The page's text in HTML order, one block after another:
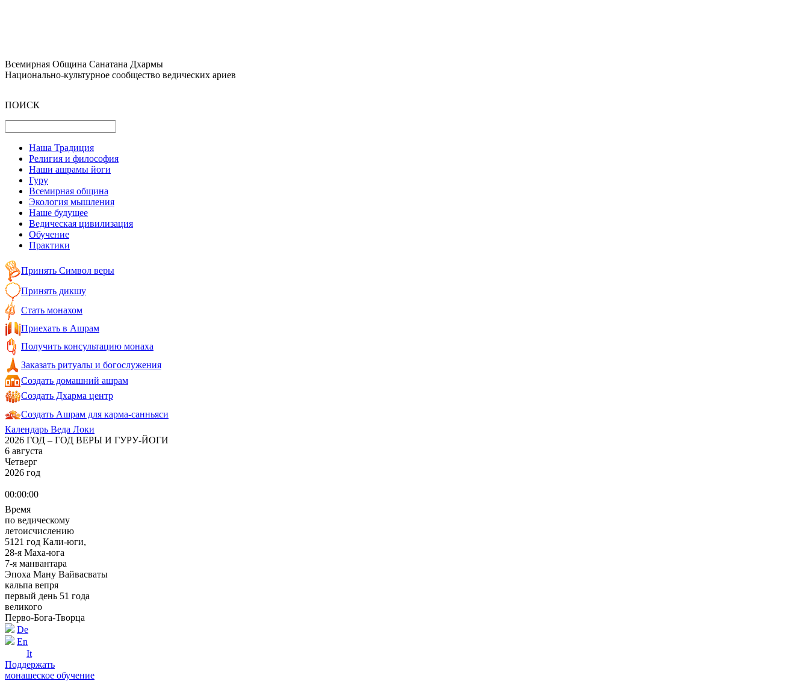
Всемирная Община Санатана Дхармы
Национально-культурное сообщество ведических ариев
ПОИСК
Наша Традиция
Религия и философия
Наши ашрамы йоги
Гуру
Всемирная община
Экология мышления
Наше будущее
Ведическая цивилизация
Обучение
Практики
Принять Символ веры
Принять дикшу
Стать монахом
Приехать в Ашрам
Получить консультацию монаха
Заказать ритуалы и богослужения
Создать домашний ашрам
Создать Дхарма центр
Создать Ашрам для карма-санньяси
Календарь Веда Локи
2026 ГОД – ГОД ВЕРЫ И ГУРУ-ЙОГИ
6 августа
Четверг
2026 год
00:00:00
Время
по ведическому
летоисчислению
5121 год Кали-юги,
28-я Маха-юга
7-я манвантара
Эпоха Ману Вайвасваты
кальпа вепря
первый день 51 года
великого
Перво-Бога-Творца
De
En
It
Поддержать
монашеское обучение